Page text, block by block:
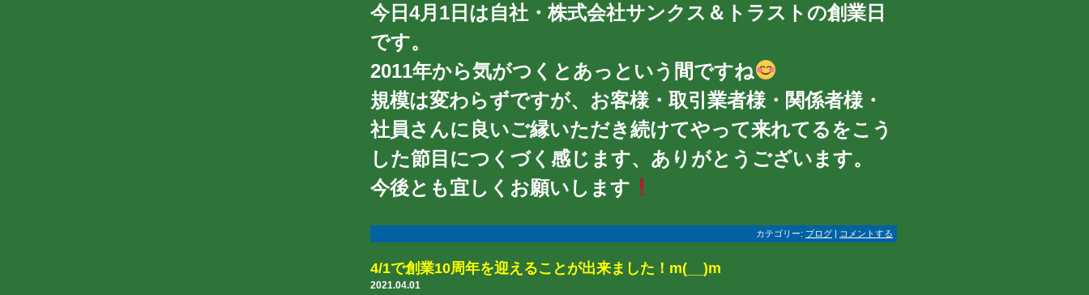
今日4月1日は自社・株式会社サンクス＆トラストの創業日
です。
2011年から気がつくとあっという間ですね
規模は変わらずですが、お客様・取引業者様・関係者様・
社員さんに良いご縁いただき続けてやって来れてるをこう
した節目につくづく感じます、ありがとうございます。
今後とも宜しくお願いします
カテゴリー: ブログ | コメントする
4/1で創業10周年を迎えることが出来ました！m(__)m
2021.04.01